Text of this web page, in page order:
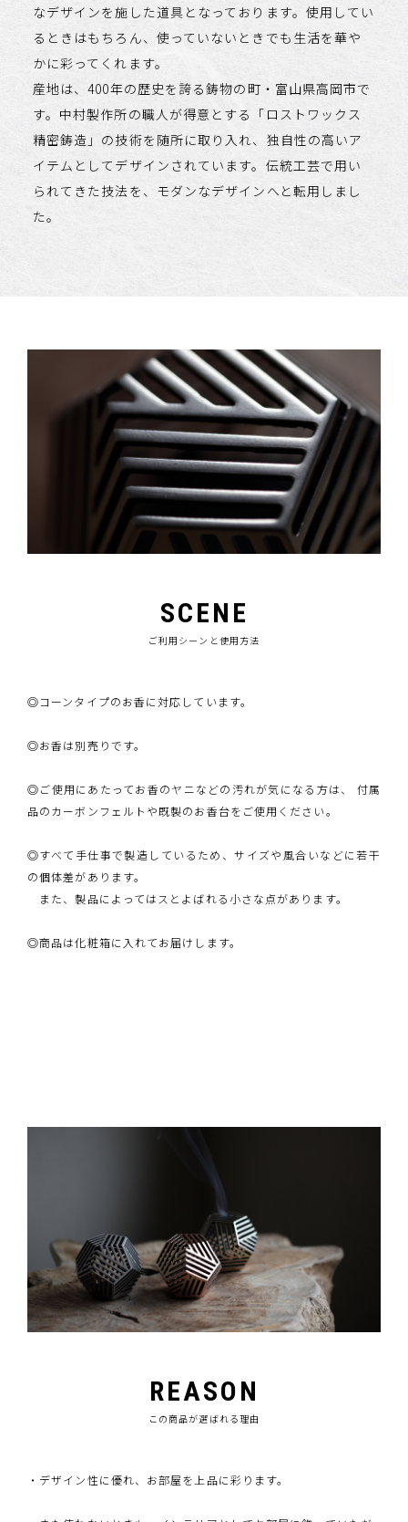
なデザインを施した道具となっております。使用してい
るときはもちろん、使っていないときでも生活を華や
かに彩ってくれます。
産地は、400年の歴史を誇る鋳物の町・富山県高岡市で
す。中村製作所の職人が得意とする「ロストワックス
精密鋳造」の技術を随所に取り入れ、独自性の高いア
イテムとしてデザインされています。伝統工芸で用い
られてきた技法を、モダンなデザインへと転用しまし
た。
SCENE
ご利用シーンと使用方法
◎コーンタイプのお香に対応しています。
◎お香は別売りです。
◎ご使用にあたってお香のヤニなどの汚れが気になる方は、 付属
品のカーボンフェルトや既製のお香台をご使用ください。
◎すべて手仕事で製造しているため、サイズや風合いなどに若干
の個体差があります。
また、製品によってはスとよばれる小さな点があります。
◎商品は化粧箱に入れてお届けします。
REASON
この商品が選ばれる理由
・デザイン性に優れ、お部屋を上品に彩ります。